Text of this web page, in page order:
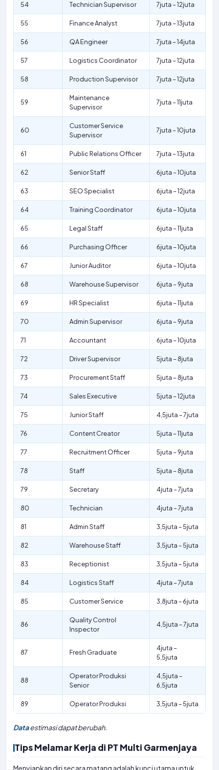
54 Technician Supervisor 7juta – 12juta
55 Finance Analyst 7juta – 13juta
56 QA Engineer 7juta – 14juta
57 Logistics Coordinator 7juta – 12juta
58 Production Supervisor 7juta – 12juta
59
Maintenance
Supervisor
7juta – 11juta
60
Customer Service
Supervisor
7juta – 10juta
61 Public Relations Officer 7juta – 13juta
62 Senior Staff 6juta – 10juta
63 SEO Specialist 6juta – 12juta
64 Training Coordinator 6juta – 10juta
65 Legal Staff 6juta – 11juta
66 Purchasing Officer 6juta – 10juta
67 Junior Auditor 6juta – 10juta
68 Warehouse Supervisor 6juta – 9juta
69 HR Specialist 6juta – 11juta
70 Admin Supervisor 6juta – 9juta
71 Accountant 6juta – 10juta
72 Driver Supervisor 5juta – 8juta
73 Procurement Staff 5juta – 8juta
74 Sales Executive 5juta – 12juta
75 Junior Staff 4,5juta – 7juta
76 Content Creator 5juta – 11juta
77 Recruitment Officer 5juta – 9juta
78 Staff 5juta – 8juta
79 Secretary 4juta – 7juta
80 Technician 4juta – 7juta
81 Admin Staff 3,5juta – 5juta
82 Warehouse Staff 3,5juta – 5juta
83 Receptionist 3,5juta – 5juta
84 Logistics Staff 4juta – 7juta
85 Customer Service 3,8juta – 6juta
86
Quality Control
Inspector
4,5juta – 7juta
87 Fresh Graduate
4juta –
5,5juta
88
Operator Produksi
Senior
4,5juta –
6,5juta
89 Operator Produksi 3,5juta – 5juta
Dataestimasi dapat berubah.
Tips Melamar Kerja di PT Multi Garmenjaya
Menyiapkan diri secara matang adalah kunci utama untuk